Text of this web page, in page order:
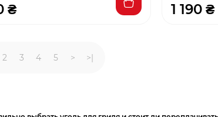
₴ 1 190 ₴
2 3 4 5 > >|